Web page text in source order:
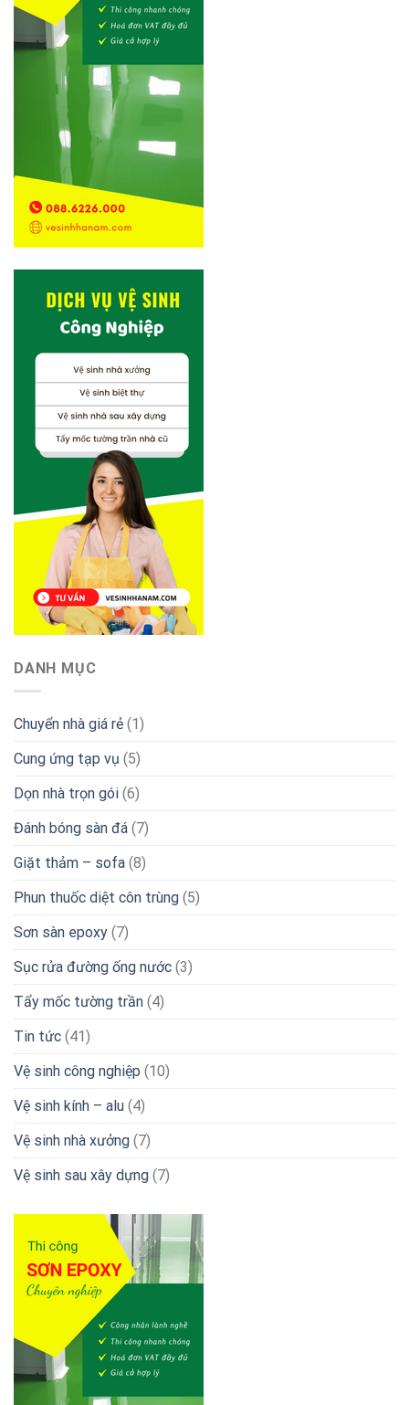
DANH MỤC
Chuyển nhà giá rẻ (1)
Cung ứng tạp vụ (5)
Dọn nhà trọn gói (6)
Đánh bóng sàn đá (7)
Giặt thảm – sofa (8)
Phun thuốc diệt côn trùng (5)
Sơn sàn epoxy (7)
Sục rửa đường ống nước (3)
Tẩy mốc tường trần (4)
Tin tức (41)
Vệ sinh công nghiệp (10)
Vệ sinh kính – alu (4)
Vệ sinh nhà xưởng (7)
Vệ sinh sau xây dựng (7)